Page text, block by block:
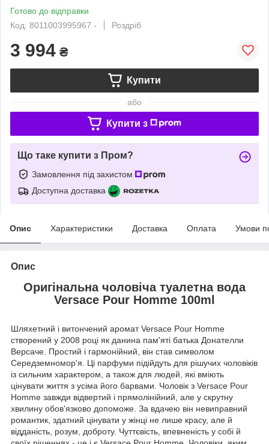
Готово до відправки
Код: 8011003995967 -
Роздріб
3 994 ₴
Купити
або
Купити з
Що таке купити з Пром?
Замовлення під захистом
Доступна доставка
Опис Характеристики Доставка Оплата Умови
Опис
Оригінальна чоловіча туалетна вода
Versace Pour Homme 100ml
Шляхетний і витончений аромат Versace Pour Homme
створений у 2008 році як данина пам'яті батька Донателли
Версаче. Простий і гармонійний, він став символом
Середземномор'я. Ці парфуми підійдуть для рішучих чоловіків
із сильним характером, а також для людей, які вміють
цінувати життя з усіма його барвами. Чоловік з Versace Pour
Homme завжди відвертий і прямолінійний, але у скрутну
хвилину обов'язково допоможе. За вдачею він невиправний
романтик, здатний цінувати у жінці не лише красу, але й
відданість, розум, доброту. Чуттєвість, впевненість у собі й